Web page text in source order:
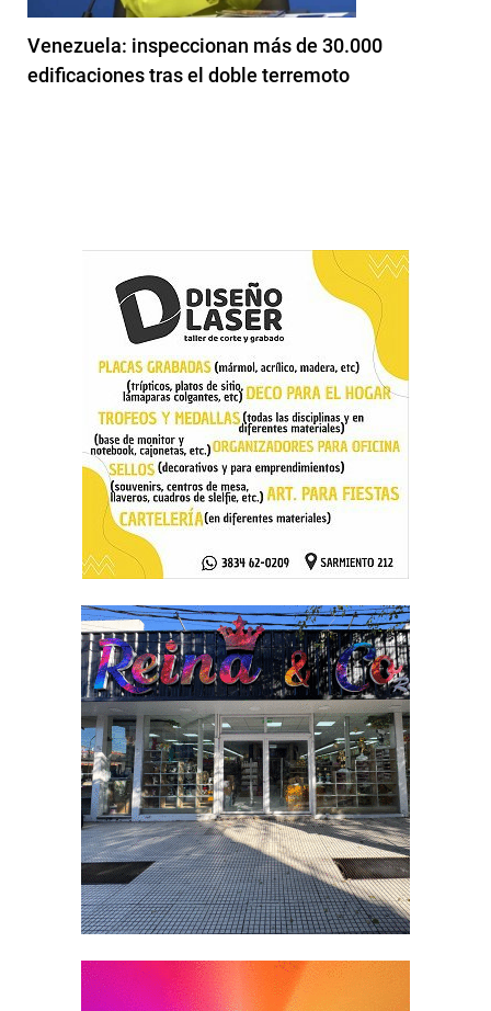
Venezuela: inspeccionan más de 30.000
edificaciones tras el doble terremoto